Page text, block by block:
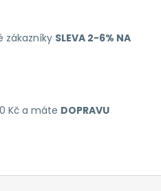
c
k
p
zákazníky SLEVA 2-6% NA
Kč a máte DOPRAVU